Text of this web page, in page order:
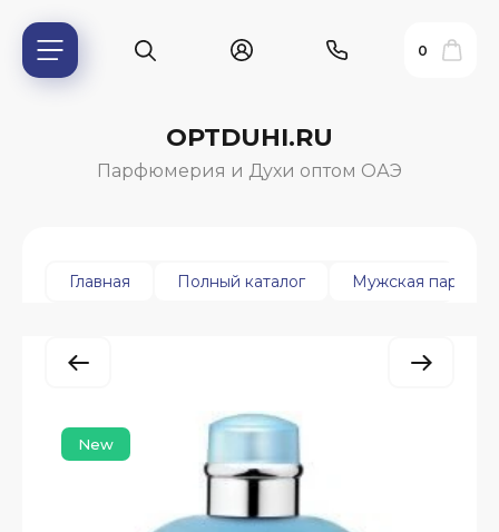
0
OPTDUHI.RU
Парфюмерия и Духи оптом ОАЭ
Главная Полный каталог Мужская
New